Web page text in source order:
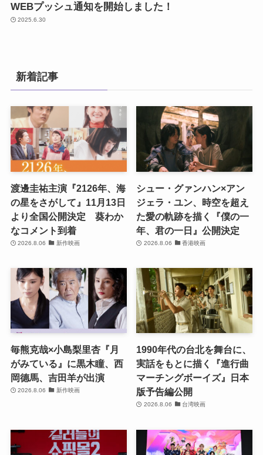
WEBプッシュ通知を開始しました！
2025.6.30
新着記事
渡邊圭祐主演『2126年、海
の星をさがして』11月13日
より全国公開決定 葵わか
なコメント到着
2026.8.06 新作映画
シュー・グァンハン×アン
ジェラ・ユン、時空を超え
た愛の軌跡を描く『僕の一
年、君の一日』公開決定
2026.8.06 香港映画
毎熊克哉×小島梨里杏『月
がみている』に黒木瞳、西
岡德馬、吉田羊が出演
2026.8.06 新作映画
1990年代の台北を舞台に、
実話をもとに描く『進行曲
マーチングボーイズ』日本
版予告編公開
2026.8.06 台湾映画